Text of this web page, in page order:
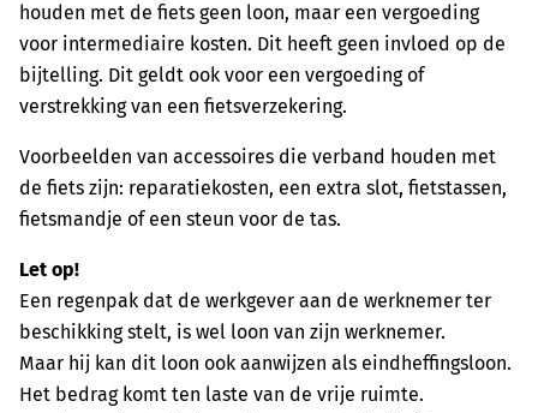
houden met de fiets geen loon, maar een vergoeding
voor intermediaire kosten. Dit heeft geen invloed op de
bijtelling. Dit geldt ook voor een vergoeding of
verstrekking van een fietsverzekering.
Voorbeelden van accessoires die verband houden met
de fiets zijn: reparatiekosten, een extra slot, fietstassen,
fietsmandje of een steun voor de tas.
Let op!
Een regenpak dat de werkgever aan de werknemer ter
beschikking stelt, is wel loon van zijn werknemer.
Maar hij kan dit loon ook aanwijzen als eindheffingsloon.
Het bedrag komt ten laste van de vrije ruimte.